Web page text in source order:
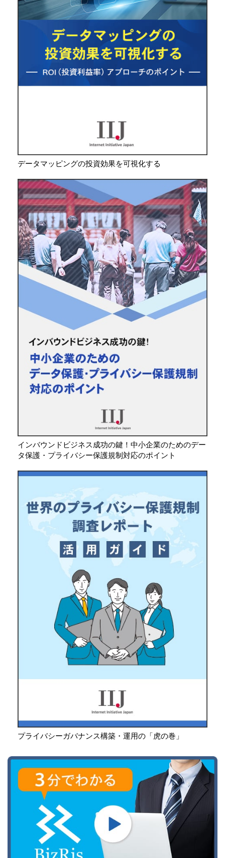
データマッピングの投資効果を可視化する
インバウンドビジネス成功の鍵！中小企業のためのデー
タ保護・プライバシー保護規制対応のポイント
プライバシーガバナンス構築・運用の「虎の巻」